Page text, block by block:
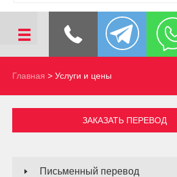
Главная > Услуги и цены
ЗАКАЗАТЬ ПЕРЕВОД
Письменный перевод